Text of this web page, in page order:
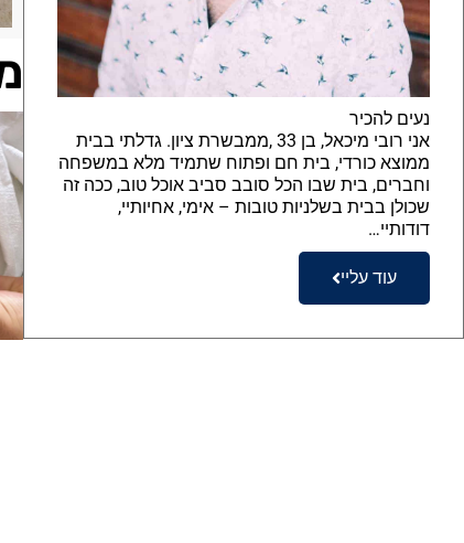
נעים להכיר
אני רובי מיכאל, בן 33 ,ממבשרת ציון. גדלתי בבית
ממוצא כורדי, בית חם ופתוח שתמיד מלא במשפחה
וחברים, בית שבו הכל סובב סביב אוכל טוב, ככה זה
שכולן בבית בשלניות טובות – אימי, אחיותיי,
דודותיי…
עוד עליי